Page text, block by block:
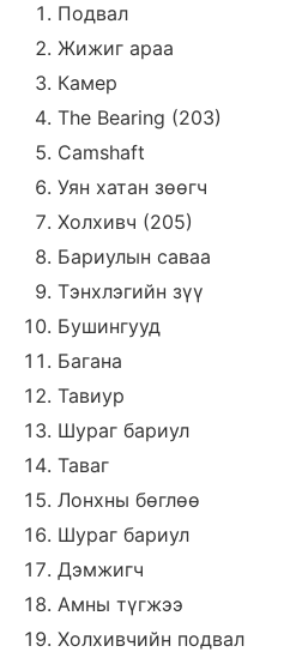
Подвал
Жижиг араа
Камер
The Bearing (203)
Camshaft
Уян хатан зөөгч
Холхивч (205)
Бариулын саваа
Тэнхлэгийн зүү
Бушингууд
Багана
Тавиур
Шураг бариул
Таваг
Лонхны бөглөө
Шураг бариул
Дэмжигч
Амны түгжээ
Холхивчийн подвал